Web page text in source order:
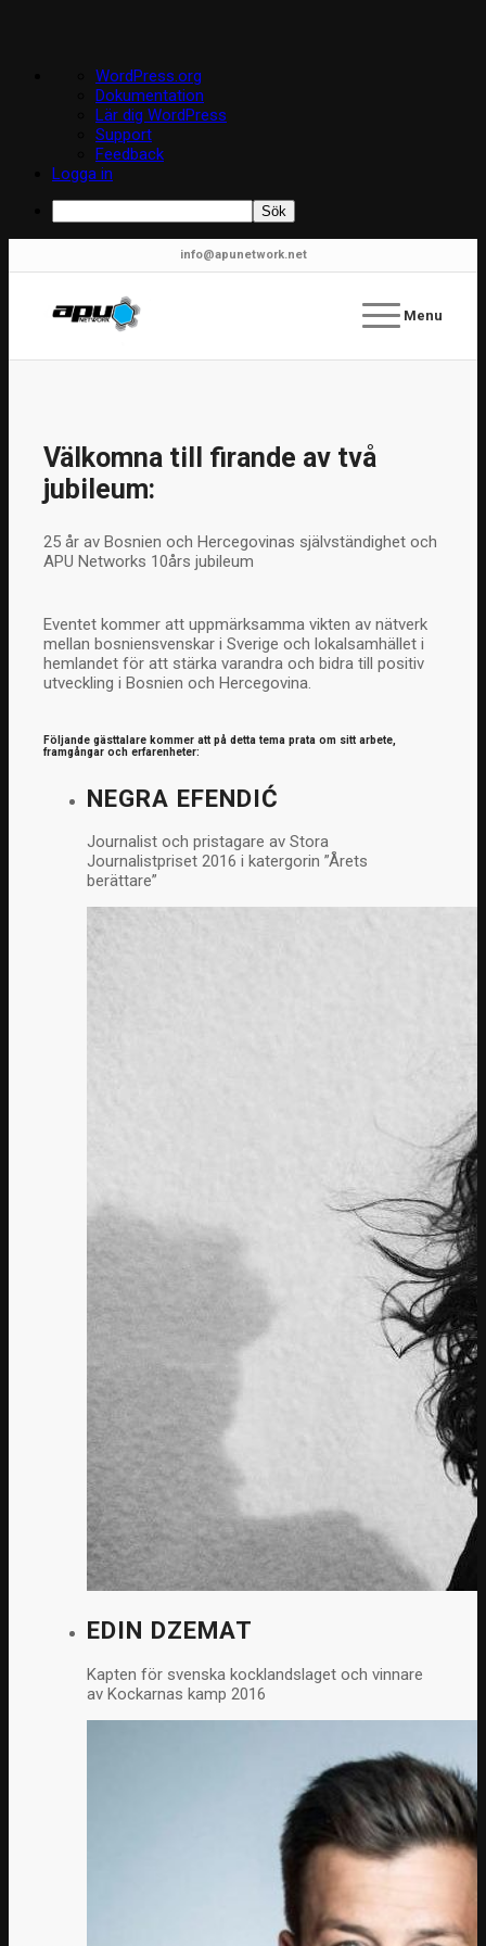
WordPress
WordPress.org
Dokumentation
Lär dig WordPress
Support
Feedback
Logga in
Sök
info@apunetwork.net
Menu
Välkomna till firande av två
jubileum:
25 år av Bosnien och Hercegovinas självständighet och
APU Networks 10års jubileum
Eventet kommer att uppmärksamma vikten av nätverk
mellan bosniensvenskar i Sverige och lokalsamhället i
hemlandet för att stärka varandra och bidra till positiv
utveckling i Bosnien och Hercegovina.
Följande gästtalare kommer att på detta tema prata om sitt arbete,
framgångar och erfarenheter:
NEGRA EFENDIĆ
Journalist och pristagare av Stora
Journalistpriset 2016 i katergorin ”Årets
berättare”
EDIN DZEMAT
Kapten för svenska kocklandslaget och vinnare
av Kockarnas kamp 2016